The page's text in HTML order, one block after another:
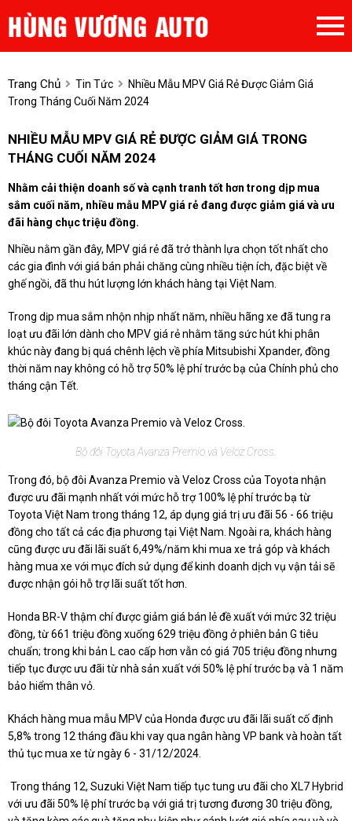
Trang Chủ Tin Tức
Nhiều Mẫu MPV Giá Rẻ Được Giảm Giá
Trong Tháng Cuối Năm 2024
NHIỀU MẪU MPV GIÁ RẺ ĐƯỢC GIẢM GIÁ TRONG
THÁNG CUỐI NĂM 2024
Nhằm cải thiện doanh số và cạnh tranh tốt hơn trong dịp mua
sắm cuối năm, nhiều mẫu MPV giá rẻ đang được giảm giá và ưu
đãi hàng chục triệu đồng.
Nhiều nằm gần đây, MPV giá rẻ đã trở thành lựa chọn tốt nhất cho
các gia đình với giá bán phải chăng cùng nhiều tiện ích, đặc biệt về
ghế ngồi, đã thu hút lượng lớn khách hàng tại Việt Nam.
Trong dịp mua sắm nhộn nhịp nhất năm, nhiều hãng xe đã tung ra
loạt ưu đãi lớn dành cho MPV giá rẻ nhằm tăng sức hút khi phân
khúc này đang bị quá chênh lệch về phía Mitsubishi Xpander, đồng
thời năm nay không có hỗ trợ 50% lệ phí trước bạ của Chính phủ cho
tháng cận Tết.
Bộ đôi Toyota Avanza Premio và Veloz Cross.
Trong đó, bộ đôi Avanza Premio và Veloz Cross của Toyota nhận
được ưu đãi mạnh nhất với mức hỗ trợ 100% lệ phí trước bạ từ
Toyota Việt Nam trong tháng 12, áp dụng giá trị ưu đãi 56 - 66 triệu
đồng cho tất cả các địa phương tại Việt Nam. Ngoài ra, khách hàng
cũng được ưu đãi lãi suất 6,49%/năm khi mua xe trả góp và khách
hàng mua xe với mục đích sử dụng để kinh doanh dịch vụ vận tải sẽ
được nhận gói hỗ trợ lãi suất tốt hơn.
Honda BR-V thậm chí được giảm giá bán lẻ đề xuất với mức 32 triệu
đồng, từ 661 triệu đồng xuống 629 triệu đồng ở phiên bản G tiêu
chuẩn; trong khi bản L cao cấp hơn vẫn có giá 705 triệu đồng nhưng
tiếp tục được ưu đãi từ nhà sản xuất với 50% lệ phí trước bạ và 1 năm
bảo hiểm thân vỏ.
Khách hàng mua mẫu MPV của Honda được ưu đãi lãi suất cố định
5,8% trong 12 tháng đầu khi vay qua ngân hàng VP bank và hoàn tất
thủ tục mua xe từ ngày 6 - 31/12/2024.
Trong tháng 12, Suzuki Việt Nam tiếp tục tung ưu đãi cho XL7 Hybrid
với ưu đãi 50% lệ phí trước bạ với giá trị tương đương 30 triệu đồng,